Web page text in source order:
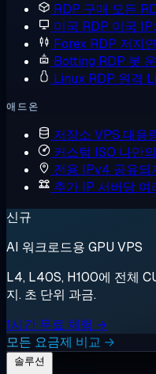
RDP 구매 모든
미국 RDP 미국
Forex RDP 저지
Botting RDP 봇
Linux RDP 원격
애드온
저장소 VPS 대용
커스텀 ISO 나만
전용 IPv4 공유되
추가 IP 서버당
신규
AI 워크로드용 GPU VPS
L4, L40S, H100에 전체
지. 초 단위 과금.
1시간 무료 체험 →
모든 요금제 비교 →